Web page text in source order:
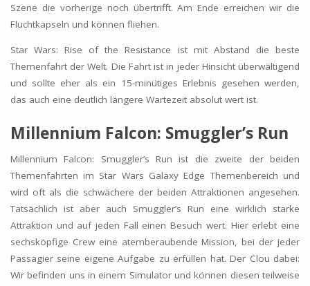
Szene die vorherige noch übertrifft. Am Ende erreichen wir die
Fluchtkapseln und können fliehen.
Star Wars: Rise of the Resistance ist mit Abstand die beste
Themenfahrt der Welt. Die Fahrt ist in jeder Hinsicht überwältigend
und sollte eher als ein 15-minütiges Erlebnis gesehen werden,
das auch eine deutlich längere Wartezeit absolut wert ist.
Millennium Falcon: Smuggler’s Run
Millennium Falcon: Smuggler’s Run ist die zweite der beiden
Themenfahrten im Star Wars Galaxy Edge Themenbereich und
wird oft als die schwächere der beiden Attraktionen angesehen.
Tatsächlich ist aber auch Smuggler’s Run eine wirklich starke
Attraktion und auf jeden Fall einen Besuch wert. Hier erlebt eine
sechsköpfige Crew eine atemberaubende Mission, bei der jeder
Passagier seine eigene Aufgabe zu erfüllen hat. Der Clou dabei:
Wir befinden uns in einem Simulator und können diesen teilweise